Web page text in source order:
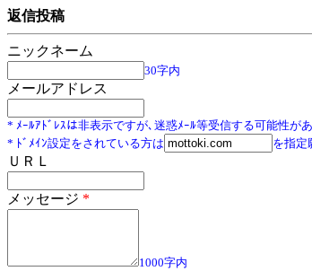
返信投稿
ニックネーム
30字内
メールアドレス
* ﾒｰﾙｱﾄﾞﾚｽは非表示ですが､迷惑ﾒｰﾙ等受信する可能性が
* ﾄﾞﾒｲﾝ設定をされている方は
を指定
ＵＲＬ
メッセージ *
1000字内